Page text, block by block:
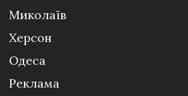
Миколаїв
Херсон
Одеса
Реклама